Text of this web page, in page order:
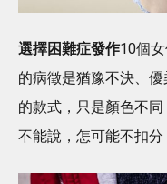
選擇困難症發作10個
的病徵是猶豫不決、
的款式，只是顏色不
不能說，怎可能不扣分